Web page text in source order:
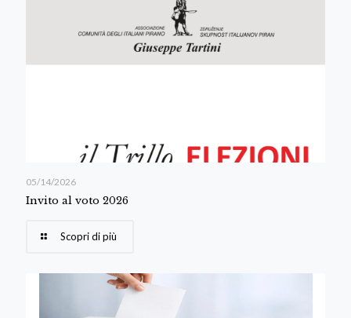
05/14/2026
Invito al voto 2026
Scopri di più